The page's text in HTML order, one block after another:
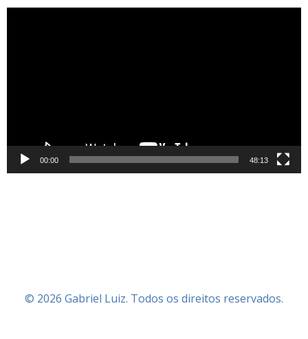
00:00 48:13
© 2026 Gabriel Luiz. Todos os direitos reservados.